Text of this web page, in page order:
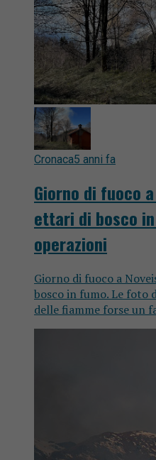
Cronaca5 anni fa
Giorno di fuoco
ettari di bosco
operazioni
Giorno di fuoco a
bosco in fumo. Le foto
delle fiamme forse un